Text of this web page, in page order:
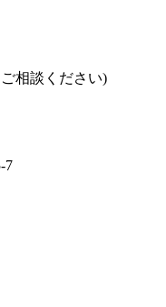
相談ください)
7